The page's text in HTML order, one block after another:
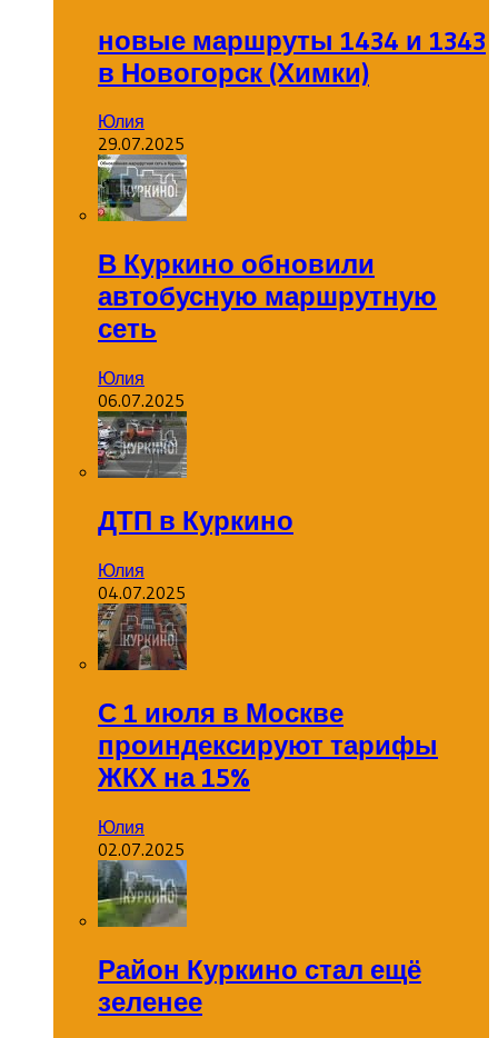
новые маршруты 1434 и 1343
в Новогорск (Химки)
Юлия
29.07.2025
В Куркино обновили
автобусную маршрутную
сеть
Юлия
06.07.2025
ДТП в Куркино
Юлия
04.07.2025
С 1 июля в Москве
проиндексируют тарифы
ЖКХ на 15%
Юлия
02.07.2025
Район Куркино стал ещё
зеленее